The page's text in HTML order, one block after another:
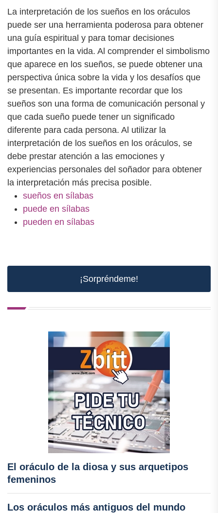
La interpretación de los sueños en los oráculos
puede ser una herramienta poderosa para obtener
una guía espiritual y para tomar decisiones
importantes en la vida. Al comprender el simbolismo
que aparece en los sueños, se puede obtener una
perspectiva única sobre la vida y los desafíos que
se presentan. Es importante recordar que los
sueños son una forma de comunicación personal y
que cada sueño puede tener un significado
diferente para cada persona. Al utilizar la
interpretación de los sueños en los oráculos, se
debe prestar atención a las emociones y
experiencias personales del soñador para obtener
la interpretación más precisa posible.
sueños en sílabas
puede en sílabas
pueden en sílabas
¡Sorpréndeme!
El oráculo de la diosa y sus arquetipos
femeninos
Los oráculos más antiguos del mundo